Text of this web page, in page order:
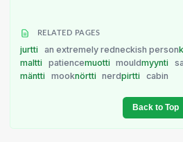
RELATED PAGES
jurtti an extremely redneckish person
maltti
patiencemuotti mouldmyynti
mäntti
mooknörtti nerdpirtti cabin
Back to Top